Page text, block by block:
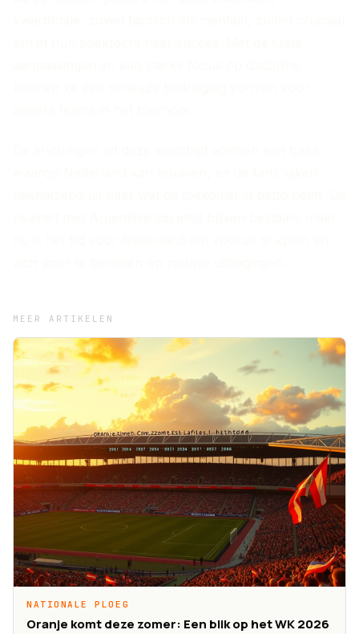
MEER ARTIKELEN
NATIONALE PLOEG
Oranje komt deze zomer: Een blik op het WK 2026